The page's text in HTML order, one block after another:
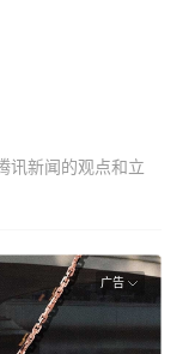
讯新闻的观点和立
广告